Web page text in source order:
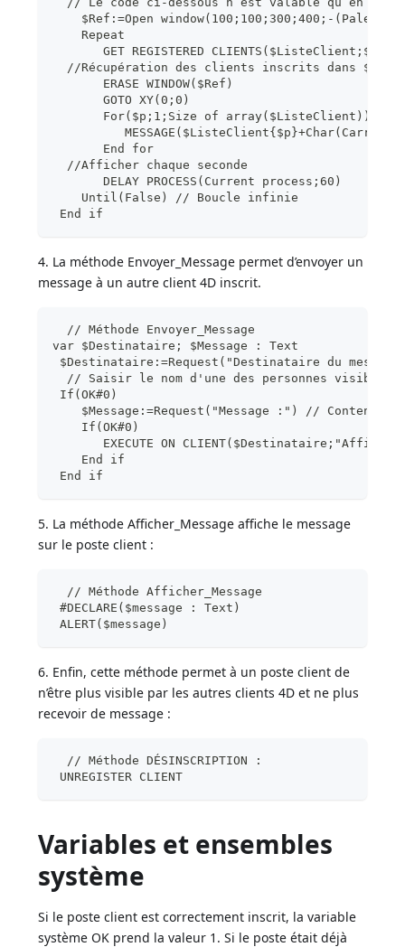
$Ref:=Open window(100;100;300;400;-
Repeat
GET REGISTERED
//Récupération des clients inscrits dans
ERASE WINDOW($Ref)
GOTO XY(0;0)
For($p;1;Size of array($ListeClient))
End for
//Afficher chaque seconde
DELAY PROCESS(Current process;60)
Until(False) // Boucle infinie
End if
4. La méthode Envoyer_Message permet d’envoyer un
message à un autre client 4D inscrit.
// Méthode Envoyer_Message
var $Destinataire; $Message : Text
$Destinataire:=Request("Destinataire du
// Saisir le nom d'une des personnes visibles
If(OK#0)
$Message:=Request("Message :") // Contenu du
If(OK#0)
EXECUTE ON
End if
End if
5. La méthode Afficher_Message affiche le message
sur le poste client :
// Méthode Afficher_Message
#DECLARE($message : Text)
ALERT($message)
6. Enfin, cette méthode permet à un poste client de
n’être plus visible par les autres clients 4D et ne plus
recevoir de message :
// Méthode DÉSINSCRIPTION :
UNREGISTER CLIENT
Variables et ensembles
système
Si le poste client est correctement inscrit, la variable
système OK prend la valeur 1. Si le poste était déjà